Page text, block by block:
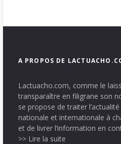
A PROPOS DE
Lactuacho.com, comme le
transparaître en filigrane son
se propose de traiter l’actualité
nationale et internationale à
et de livrer l’information en
>> Lire la suite